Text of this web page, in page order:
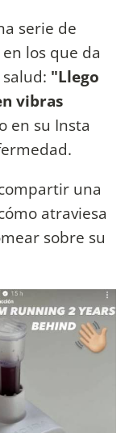
serie de
los que da
"Llego
vibras
en su Insta
una
atraviesa
sobre su